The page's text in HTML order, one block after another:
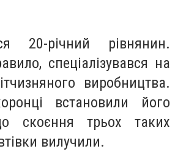
20-річний рівнянин.
спеціалізувався на
виробництва.
встановили його
скоєння трьох таких
вилучили.